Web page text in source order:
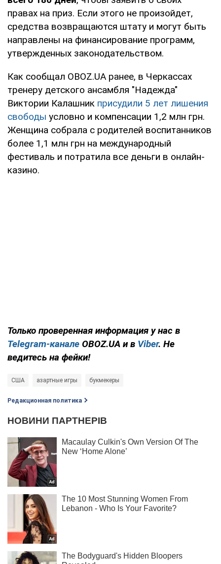
правах на приз. Если этого не произойдет,
средства возвращаются штату и могут быть
направлены на финансирование программ,
утвержденных законодательством.
Как сообщал OBOZ.UA ранее, в Черкассах
тренеру детского ансамбля "Надежда"
Виктории Калашник присудили 5 лет лишения
свободы условно и компенсации 1,2 млн грн.
Женщина собрала с родителей воспитанников
более 1,1 млн грн на международный
фестиваль и потратила все деньги в онлайн-
казино.
Только проверенная информация у нас в
Telegram-канале OBOZ.UA и в Viber. Не
ведитесь на фейки!
США азартные игры букмекеры
Редакционная политика